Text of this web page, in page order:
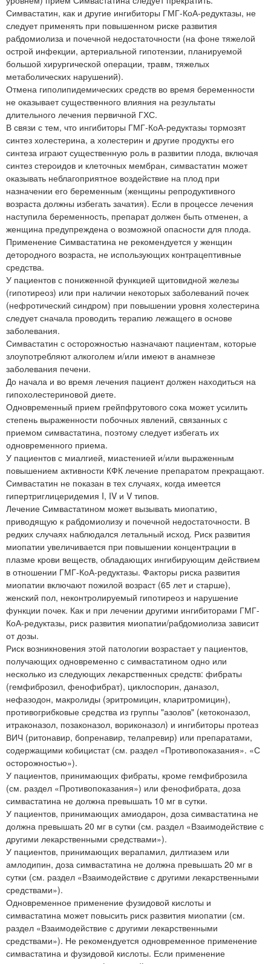
Симвастатин, как и другие ингибиторы ГМГ-КоА-редуктазы, не
следует применять при повышенном риске развития
рабдомиолиза и почечной недостаточности (на фоне тяжелой
острой инфекции, артериальной гипотензии, планируемой
большой хирургической операции, травм, тяжелых
метаболических нарушений).
Отмена гиполипидемических средств во время беременности
не оказывает существенного влияния на результаты
длительного лечения первичной ГХС.
В связи с тем, что ингибиторы ГМГ-КоА-редуктазы тормозят
синтез холестерина, а холестерин и другие продукты его
синтеза играют существенную роль в развитии плода, включая
синтез стероидов и клеточных мембран, симвастатин может
оказывать неблагоприятное воздействие на плод при
назначении его беременным (женщины репродуктивного
возраста должны избегать зачатия). Если в процессе лечения
наступила беременность, препарат должен быть отменен, а
женщина предупреждена о возможной опасности для плода.
Применение Симвастатина не рекомендуется у женщин
детородного возраста, не использующих контрацептивные
средства.
У пациентов с пониженной функцией щитовидной железы
(гипотиреоз) или при наличии некоторых заболеваний почек
(нефротический синдром) при повышении уровня холестерина
следует сначала проводить терапию лежащего в основе
заболевания.
Симвастатин с осторожностью назначают пациентам, которые
злоупотребляют алкоголем и/или имеют в анамнезе
заболевания печени.
До начала и во время лечения пациент должен находиться на
гипохолестериновой диете.
Одновременный прием грейпфрутового сока может усилить
степень выраженности побочных явлений, связанных с
приемом симвастатина, поэтому следует избегать их
одновременного приема.
У пациентов с миалгией, миастенией и/или выраженным
повышением активности КФК лечение препаратом прекращают.
Симвастатин не показан в тех случаях, когда имеется
гипертриглицеридемия I, IV и V типов.
Лечение Симвастатином может вызывать миопатию,
приводящую к рабдомиолизу и почечной недостаточности. В
редких случаях наблюдался летальный исход. Риск развития
миопатии увеличивается при повышении концентрации в
плазме крови веществ, обладающих ингибирующим действием
в отношении ГМГ-КоА-редуктазы. Факторы риска развития
миопатии включают пожилой возраст (65 лет и старше),
женский пол, неконтролируемый гипотиреоз и нарушение
функции почек. Как и при лечении другими ингибиторами ГМГ-
КоА-редуктазы, риск развития миопатии/рабдомиолиза зависит
от дозы.
Риск возникновения этой патологии возрастает у пациентов,
получающих одновременно с симвастатином одно или
несколько из следующих лекарственных средств: фибраты
(гемфиброзил, фенофибрат), циклоспорин, даназол,
нефазодон, макролиды (эритромицин, кларитромицин),
противогрибковые средства из группы "азолов" (кетоконазол,
итраконазол, позаконазол, вориконазол) и ингибиторы протеаз
ВИЧ (ритонавир, бопренавир, телапревир) или препаратами,
содержащими кобицистат (см. раздел «Противопоказания». «С
осторожностью»).
У пациентов, принимающих фибраты, кроме гемфиброзила
(см. раздел «Противопоказания») или фенофибрата, доза
симвастатина не должна превышать 10 мг в сутки.
У пациентов, принимающих амиодарон, доза симвастатина не
должна превышать 20 мг в сутки (см. раздел «Взаимодействие с
другими лекарственными средствами»).
У пациентов, принимающих верапамил, дилтиазем или
амлодипин, доза симвастатина не должна превышать 20 мг в
сутки (см. раздел «Взаимодействие с другими лекарственными
средствами»).
Одновременное применение фузидовой кислоты и
симвастатина может повысить риск развития миопатии (см.
раздел «Взаимодействие с другими лекарственными
средствами»). Не рекомендуется одновременное применение
симвастатина и фузидовой кислоты. Если применение